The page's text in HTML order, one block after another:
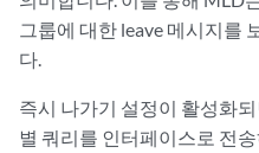
그룹에 대한 leave 메시지를
다.
즉시 나가기 설정이 활성화
별 쿼리를 인터페이스로 전